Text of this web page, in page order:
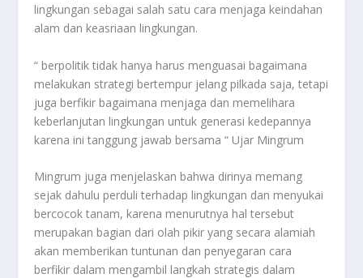
lingkungan sebagai salah satu cara menjaga keindahan
alam dan keasriaan lingkungan.
“ berpolitik tidak hanya harus menguasai bagaimana
melakukan strategi bertempur jelang pilkada saja, tetapi
juga berfikir bagaimana menjaga dan memelihara
keberlanjutan lingkungan untuk generasi kedepannya
karena ini tanggung jawab bersama “ Ujar Mingrum
Mingrum juga menjelaskan bahwa dirinya memang
sejak dahulu perduli terhadap lingkungan dan menyukai
bercocok tanam, karena menurutnya hal tersebut
merupakan bagian dari olah pikir yang secara alamiah
akan memberikan tuntunan dan penyegaran cara
berfikir dalam mengambil langkah strategis dalam